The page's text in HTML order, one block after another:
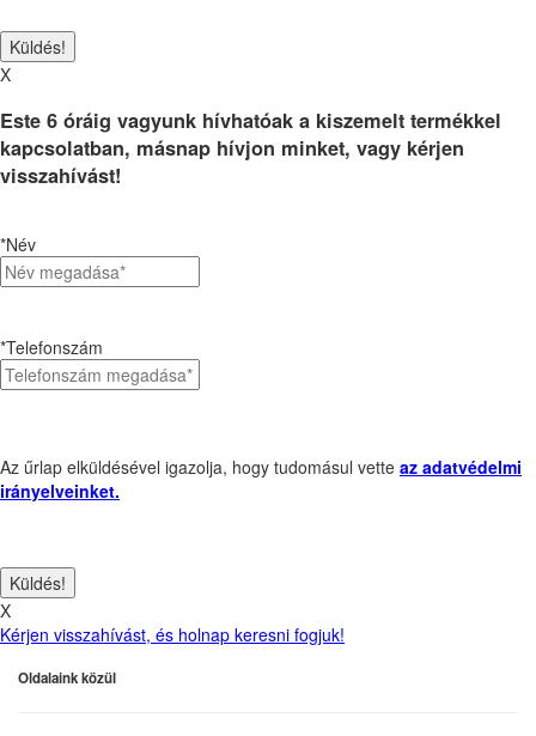
X
Este 6 óráig vagyunk hívhatóak a kiszemelt termékkel
kapcsolatban, másnap hívjon minket, vagy kérjen
visszahívást!
*Név
*Telefonszám
Az űrlap elküldésével igazolja, hogy tudomásul vette az adatvédelmi
irányelveinket.
X
Kérjen visszahívást, és holnap keresni fogjuk!
Oldalaink közül